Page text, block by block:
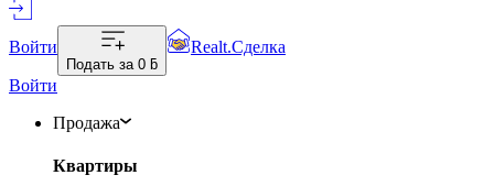
Войти
Подать за 0 ƃ
Realt.Сделка
Войти
Продажа
Квартиры